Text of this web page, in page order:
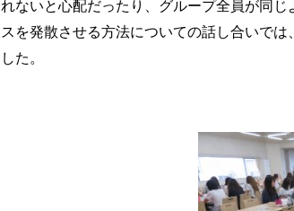
れないと心配だったり、グループ全員が同
スを発散させる方法についての話し合いで
した。